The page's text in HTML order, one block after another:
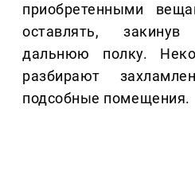
приобретенными
оставлять,
дальнюю полку.
разбирают
подсобные помещения.